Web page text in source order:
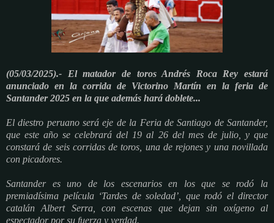
(05/03/2025).- El matador de toros Andrés Roca Rey estará
anunciado en la corrida de Victorino Martín en la feria de
Santander 2025 en la que además hará doblete...
El diestro peruano será eje de la Feria de Santiago de Santander,
que este año se celebrará del 19 al 26 del mes de julio, y que
constará de seis corridas de toros, una de rejones y una novillada
con picadores.
Santander es uno de los escenarios en los que se rodó la
premiadísima película ‘Tardes de soledad’, que rodó el director
catalán Albert Serra, con escenas que dejan sin oxígeno al
espectador por su fuerza y verdad.